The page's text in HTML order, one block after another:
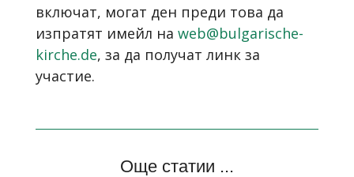
включат, могат ден преди това да
изпратят имейл на web@bulgarische-
kirche.de, за да получат линк за
участие.
Още статии ...